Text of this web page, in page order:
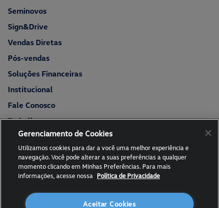
Seminovos
Sign&Drive
Vendas Diretas
Pós-vendas
Soluções Financeiras
Institucional
Fale Conosco
Trabalhe conosco
Fale com o DPO
Politica de privacidade
Blog
Gerenciamento de Cookies
Utilizamos cookies para dar a você uma melhor experiência e
navegação. Você pode alterar a suas preferências a qualquer
momento clicando em Minhas Preferências. Para mais
informações, acesse nossa
Política de Privacidade
Aceitar Cookies